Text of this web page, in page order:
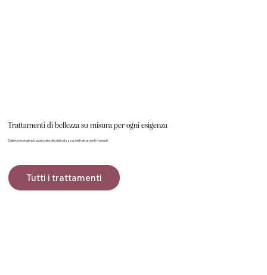
Trattamenti di bellezza su misura per ogni esigenza
Dalle tecnologie più avanzate alla delicatezza dei trattamenti manuali
Tutti i trattamenti